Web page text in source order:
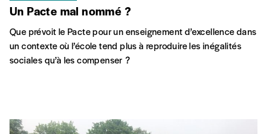
Un Pacte mal nommé ?
Que prévoit le Pacte pour un enseignement d’excellence dans
un contexte où l’école tend plus à reproduire les inégalités
sociales qu’à les compenser ?